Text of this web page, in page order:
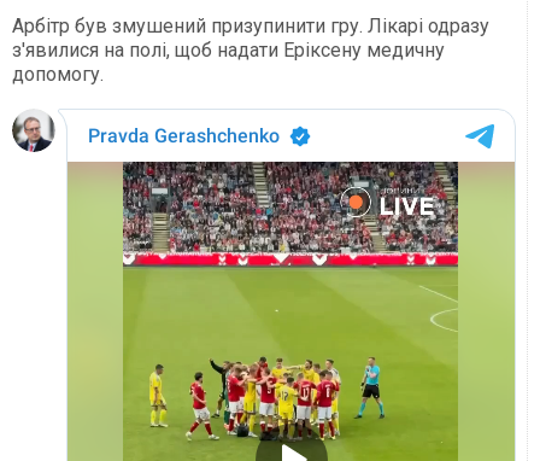
Арбітр був змушений призупинити гру. Лікарі одразу
з'явилися на полі, щоб надати Еріксену медичну
допомогу.